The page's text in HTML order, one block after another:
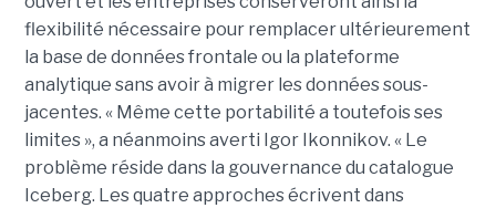
flexibilité nécessaire pour remplacer ultérieurement
la base de données frontale ou la plateforme
analytique sans avoir à migrer les données sous-
jacentes. « Même cette portabilité a toutefois ses
limites », a néanmoins averti Igor Ikonnikov. « Le
problème réside dans la gouvernance du catalogue
Iceberg. Les quatre approches écrivent dans